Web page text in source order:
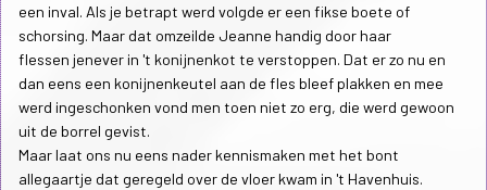
een inval. Als je betrapt werd volgde er een fikse boete of
schorsing. Maar dat omzeilde Jeanne handig door haar
flessen jenever in 't konijnenkot te verstoppen. Dat er zo nu en
dan eens een konijnenkeutel aan de fles bleef plakken en mee
werd ingeschonken vond men toen niet zo erg, die werd gewoon
uit de borrel gevist.
Maar laat ons nu eens nader kennismaken met het bont
allegaartje dat geregeld over de vloer kwam in 't Havenhuis.